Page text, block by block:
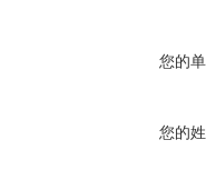
您的
您的